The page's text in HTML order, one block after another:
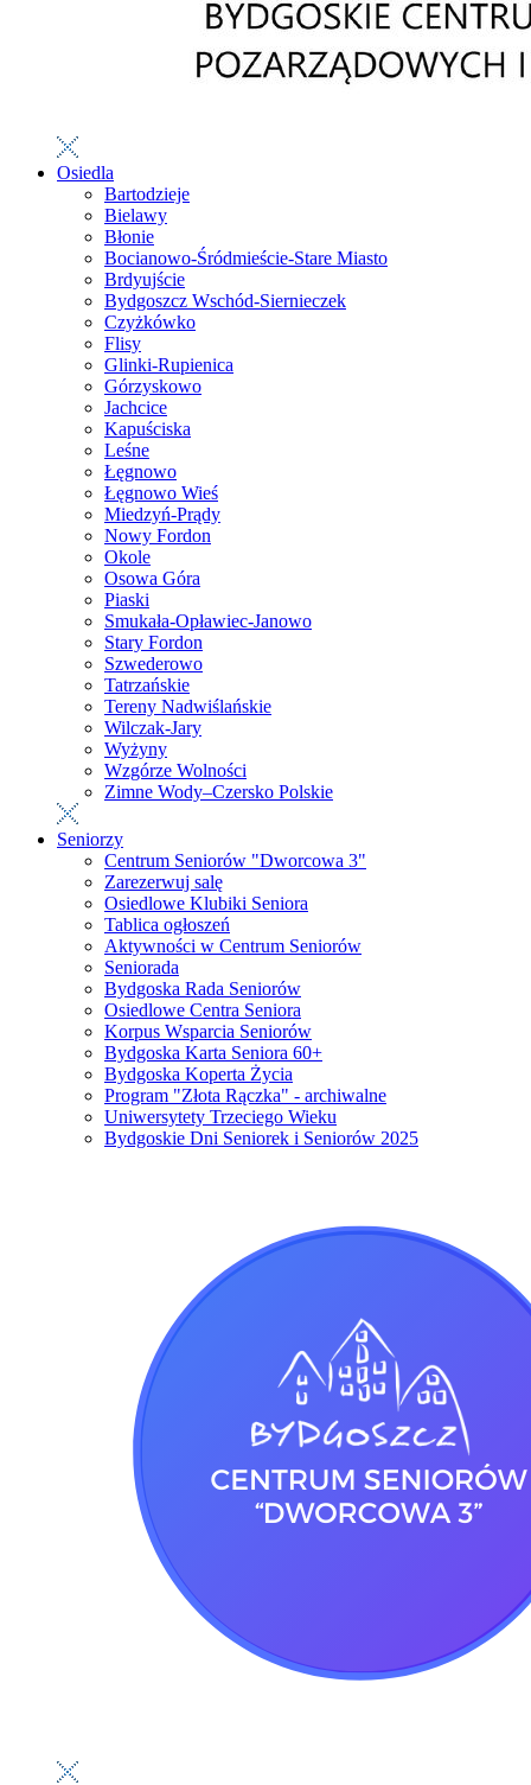
Osiedla
Bartodzieje
Bielawy
Błonie
Bocianowo-Śródmieście-Stare Miasto
Brdyujście
Bydgoszcz Wschód-Siernieczek
Czyżkówko
Flisy
Glinki-Rupienica
Górzyskowo
Jachcice
Kapuściska
Leśne
Łęgnowo
Łęgnowo Wieś
Miedzyń-Prądy
Nowy Fordon
Okole
Osowa Góra
Piaski
Smukała-Opławiec-Janowo
Stary Fordon
Szwederowo
Tatrzańskie
Tereny Nadwiślańskie
Wilczak-Jary
Wyżyny
Wzgórze Wolności
Zimne Wody–Czersko Polskie
Seniorzy
Centrum Seniorów "Dworcowa 3"
Zarezerwuj salę
Osiedlowe Klubiki Seniora
Tablica ogłoszeń
Aktywności w Centrum Seniorów
Seniorada
Bydgoska Rada Seniorów
Osiedlowe Centra Seniora
Korpus Wsparcia Seniorów
Bydgoska Karta Seniora 60+
Bydgoska Koperta Życia
Program "Złota Rączka" - archiwalne
Uniwersytety Trzeciego Wieku
Bydgoskie Dni Seniorek i Seniorów 2025